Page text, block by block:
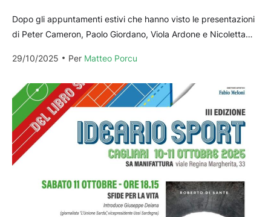
Dopo gli appuntamenti estivi che hanno visto le presentazioni
di Peter Cameron, Paolo Giordano, Viola Ardone e Nicoletta
29/10/2025
Per Matteo Porcu